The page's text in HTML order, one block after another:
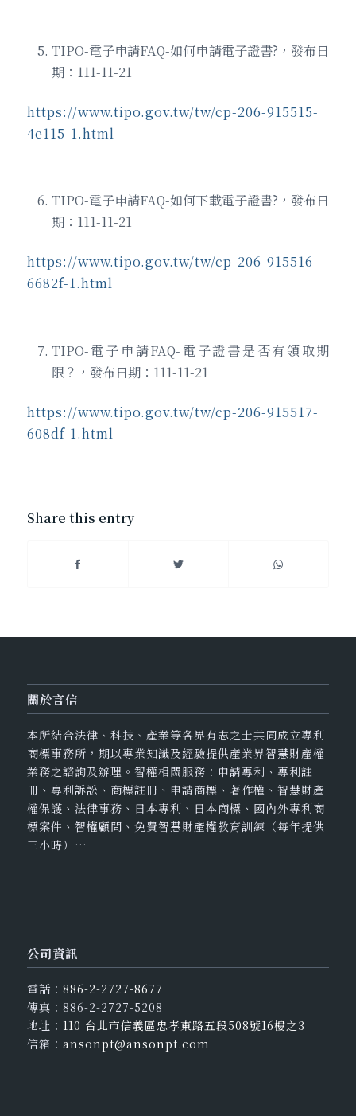
TIPO-電子申請FAQ-如何申請電子證書?，發布日
期：111-11-21
https://www.tipo.gov.tw/tw/cp-206-915515-
4e115-1.html
TIPO-電子申請FAQ-如何下載電子證書?，發布日
期：111-11-21
https://www.tipo.gov.tw/tw/cp-206-915516-
6682f-1.html
TIPO-電子申請FAQ-電子證書是否有領取期
限？，發布日期：111-11-21
https://www.tipo.gov.tw/tw/cp-206-915517-
608df-1.html
Share this entry
關於言信
本所結合法律、科技、產業等各界有志之士共同成立專利
商標事務所，期以專業知識及經驗提供產業界智慧財產權
業務之諮詢及辦理。智權相關服務：申請專利、專利註
冊、專利訴訟、商標註冊、申請商標、著作權、智慧財產
權保護、法律事務、日本專利、日本商標、國內外專利商
標案件、智權顧問、免費智慧財產權教育訓練（每年提供
三小時）…
公司資訊
電話： 886-2-2727-8677
傳真：886-2-2727-5208
地址： 110 台北市信義區忠孝東路五段508號16樓之3
信箱： ansonpt@ansonpt.com